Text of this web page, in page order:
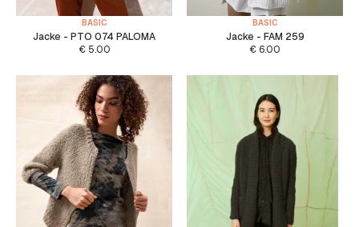
BASIC
Jacke - PTO 074 PALOMA
€5.00
BASIC
Jacke - FAM 259
€ 6.00